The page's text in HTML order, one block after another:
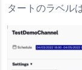
タートのラベル